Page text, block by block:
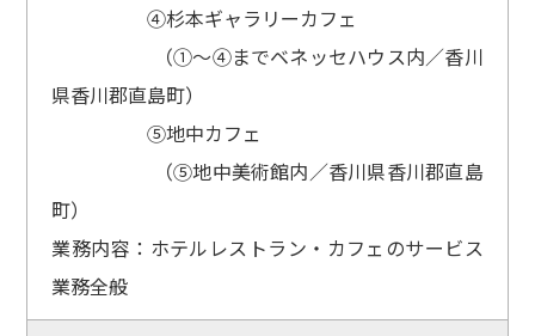
④杉本ギャラリーカフェ
（①～④までベネッセハウス内／香川
県香川郡直島町）
⑤地中カフェ
（⑤地中美術館内／香川県香川郡直島
町）
業務内容：ホテルレストラン・カフェのサービス
業務全般